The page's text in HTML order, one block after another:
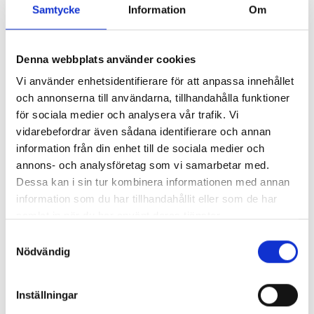
Samtycke Information Om
Denna webbplats använder cookies
Vi använder enhetsidentifierare för att anpassa innehållet
och annonserna till användarna, tillhandahålla funktioner
för sociala medier och analysera vår trafik. Vi
vidarebefordrar även sådana identifierare och annan
information från din enhet till de sociala medier och
annons- och analysföretag som vi samarbetar med.
Dessa kan i sin tur kombinera informationen med annan
information som du har tillhandahållit eller som de har
Nödvändig
Inställningar
Nära till lek och skratt på Valla folkhögskola. Foto: Crelle
Ekstrand
STUDS fyller år
Vi avbryts av en kollega från en annan kurs som sticker in
huvudet i salen:
– Grattis på födelsedagen!
STUDS fyller 30 år och firar med bakelser i matsalen just
kursen.